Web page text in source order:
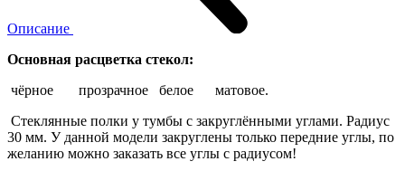
Описание
Основная расцветка стекол:
чёрное прозрачное белое матовое.
Стеклянные полки у тумбы с закруглёнными углами. Радиус
30 мм. У данной модели закруглены только передние углы, по
желанию можно заказать все углы с радиусом!